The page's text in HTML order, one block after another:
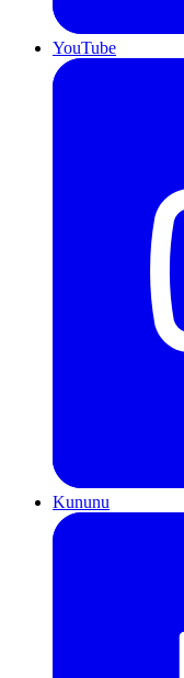
YouTube
Kununu